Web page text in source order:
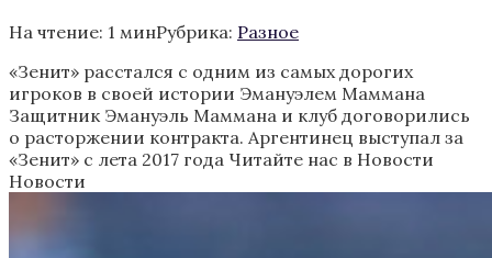
На чтение: 1 минРубрика: Разное
«Зенит» расстался с одним из самых дорогих
игроков в своей истории Эмануэлем Маммана
Защитник Эмануэль Маммана и клуб договорились
о расторжении контракта. Аргентинец выступал за
«Зенит» с лета 2017 года Читайте нас в Новости
Новости